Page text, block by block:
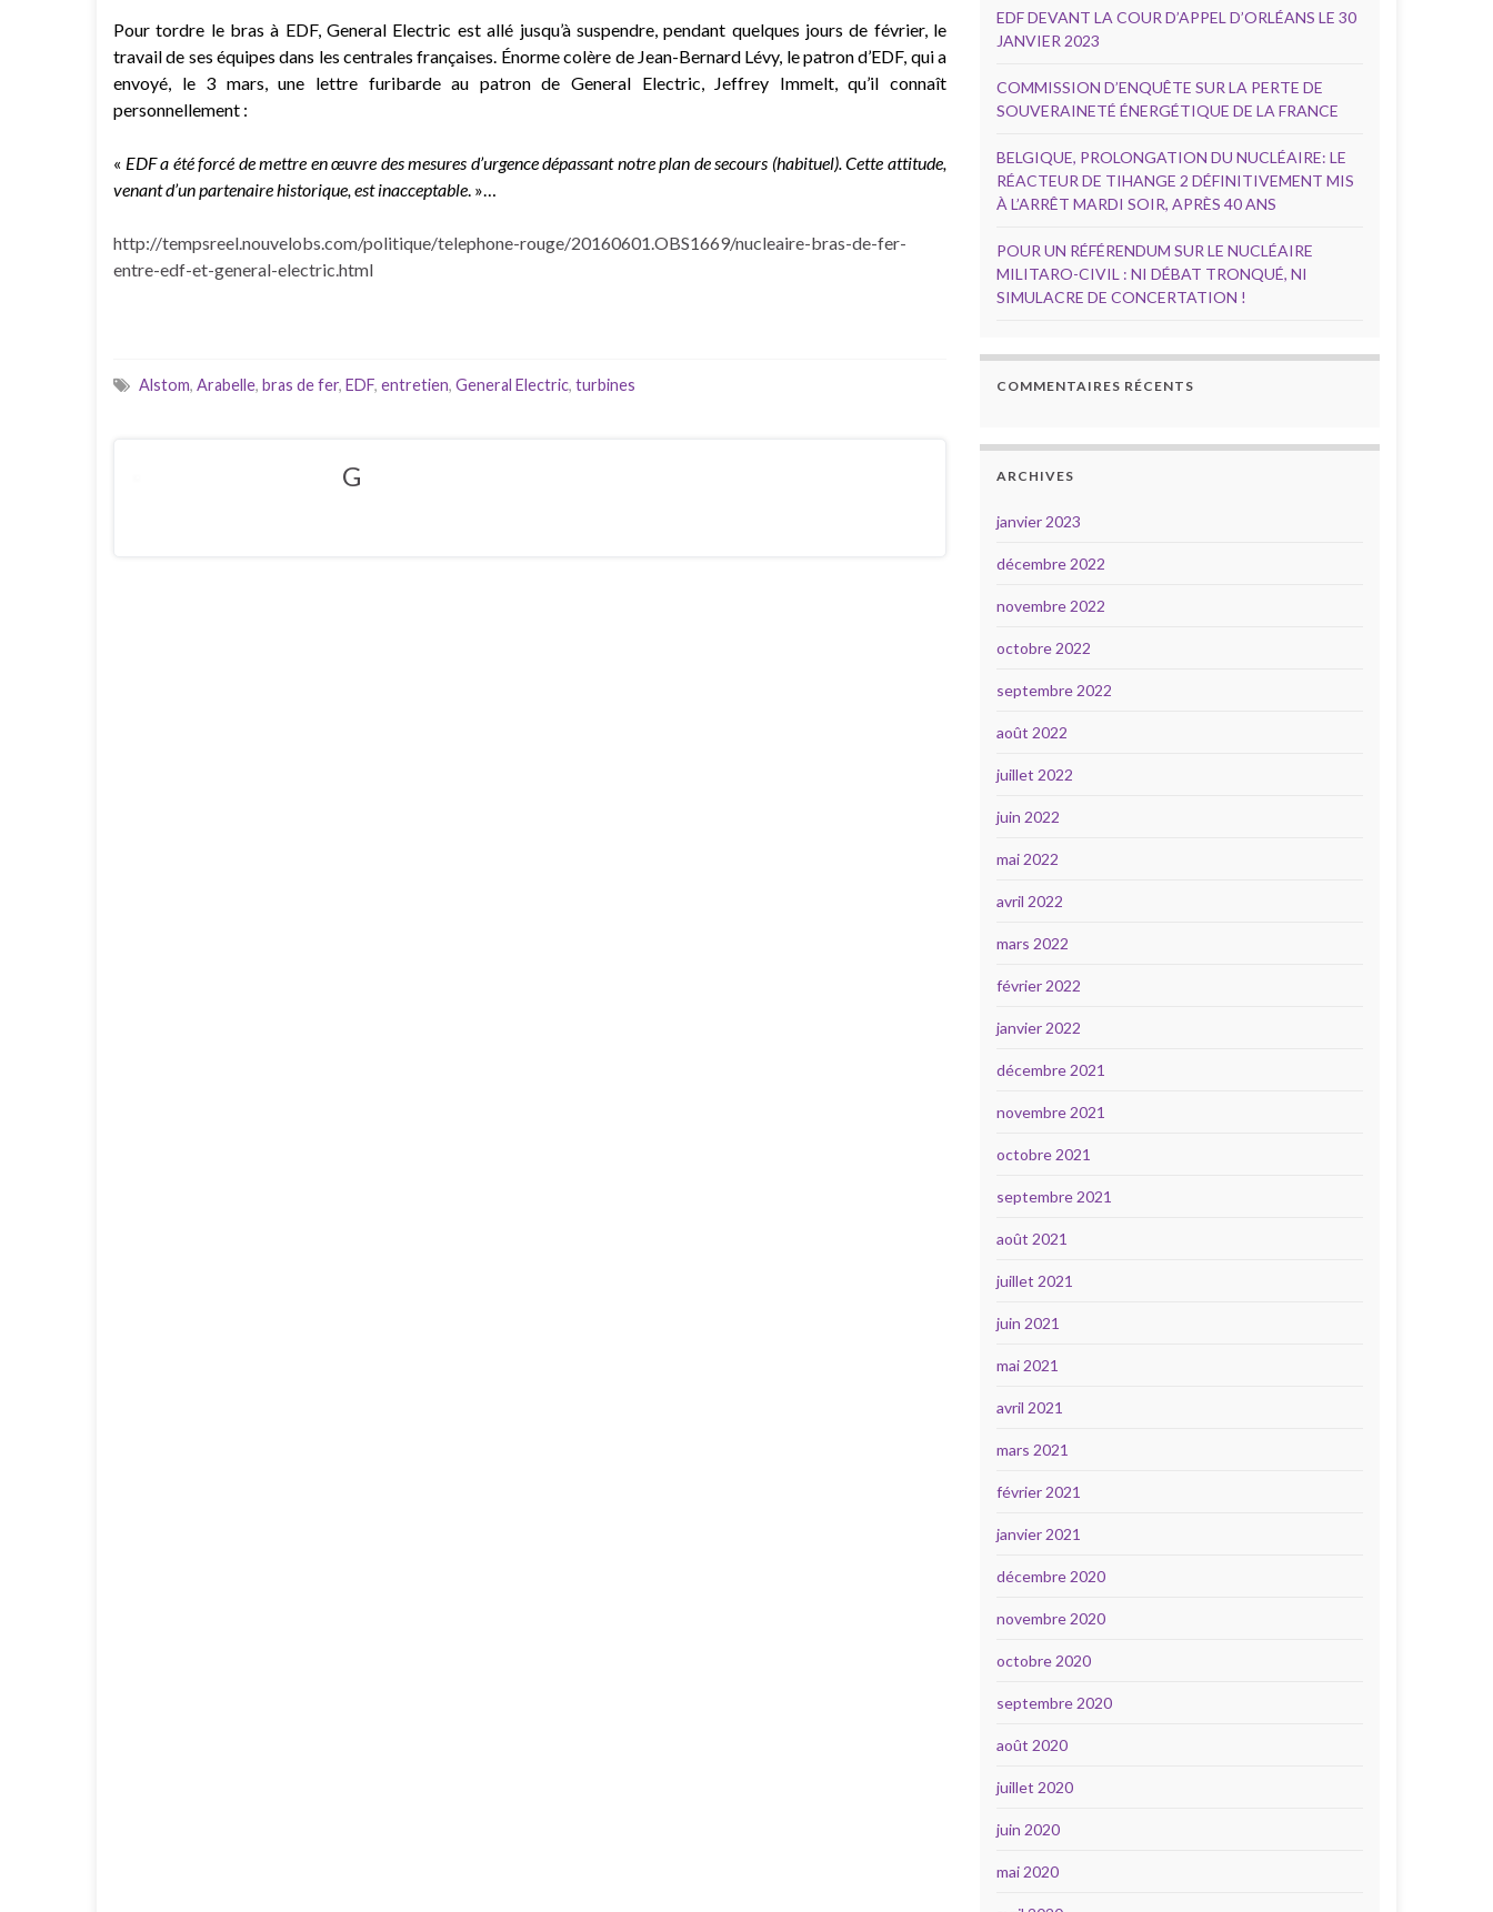
Pour tordre le bras à EDF, General Electric est allé jusqu’à suspendre, pendant quelques jours de février, le
travail de ses équipes dans les centrales françaises. Énorme colère de Jean-Bernard Lévy, le patron d’EDF, qui a
envoyé, le 3 mars, une lettre furibarde au patron de General Electric, Jeffrey Immelt, qu’il connaît
personnellement :
« EDF a été forcé de mettre en œuvre des mesures d’urgence dépassant notre plan de secours (habituel). Cette attitude,
venant d’un partenaire historique, est inacceptable. »…
http://tempsreel.nouvelobs.com/politique/telephone-rouge/20160601.OBS1669/nucleaire-bras-de-fer-
entre-edf-et-general-electric.html
Alstom, Arabelle, bras de fer, EDF, entretien, General Electric, turbines
G
EDF DEVANT LA COUR D’APPEL D’ORLÉANS LE 30
JANVIER 2023
COMMISSION D’ENQUÊTE SUR LA PERTE DE
SOUVERAINETÉ ÉNERGÉTIQUE DE LA FRANCE
BELGIQUE, PROLONGATION DU NUCLÉAIRE: LE
RÉACTEUR DE TIHANGE 2 DÉFINITIVEMENT MIS
À L’ARRÊT MARDI SOIR, APRÈS 40 ANS
POUR UN RÉFÉRENDUM SUR LE NUCLÉAIRE
MILITARO-CIVIL : NI DÉBAT TRONQUÉ, NI
SIMULACRE DE CONCERTATION !
COMMENTAIRES RÉCENTS
ARCHIVES
janvier 2023
décembre 2022
novembre 2022
octobre 2022
septembre 2022
août 2022
juillet 2022
juin 2022
mai 2022
avril 2022
mars 2022
février 2022
janvier 2022
décembre 2021
novembre 2021
octobre 2021
septembre 2021
août 2021
juillet 2021
juin 2021
mai 2021
avril 2021
mars 2021
février 2021
janvier 2021
décembre 2020
novembre 2020
octobre 2020
septembre 2020
août 2020
juillet 2020
juin 2020
mai 2020